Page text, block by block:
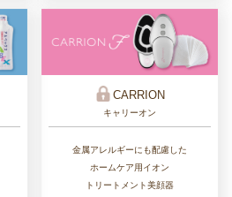
CARRION
キャリーオン
金属アレルギーにも配慮した
ホームケア用イオン
トリートメント美顔器